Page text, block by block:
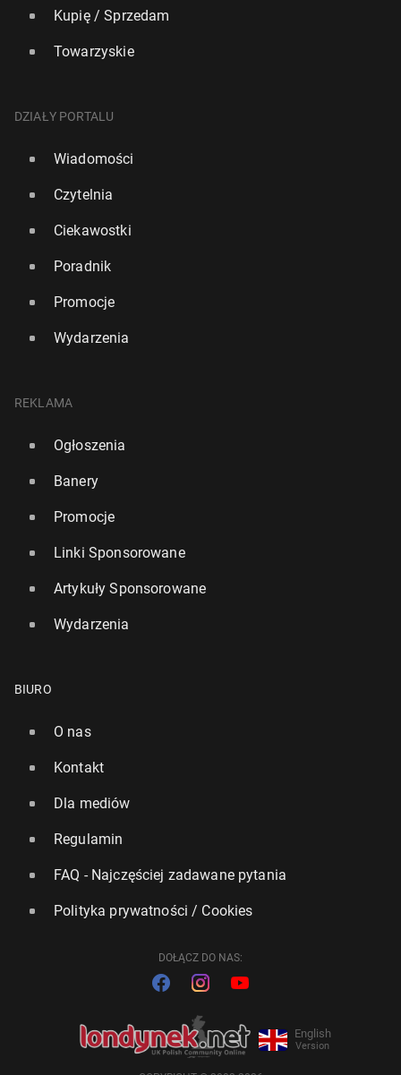
Kupię / Sprzedam
Towarzyskie
DZIAŁY PORTALU
Wiadomości
Czytelnia
Ciekawostki
Poradnik
Promocje
Wydarzenia
REKLAMA
Ogłoszenia
Banery
Promocje
Linki Sponsorowane
Artykuły Sponsorowane
Wydarzenia
BIURO
O nas
Kontakt
Dla mediów
Regulamin
FAQ - Najczęściej zadawane pytania
Polityka prywatności / Cookies
DOŁĄCZ DO NAS:
English
Version